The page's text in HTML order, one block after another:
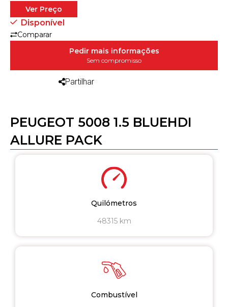
Ver Preço
Disponível
Comparar
Pedir mais informações
Sem compromisso
Partilhar
PEUGEOT 5008 1.5 BLUEHDI
ALLURE PACK
Quilómetros
48315 km
Combustível